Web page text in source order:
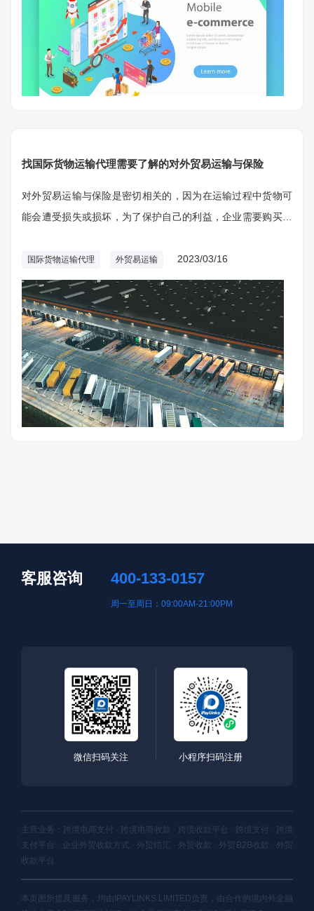
找国际货物运输代理需要了解的对外贸易运输与保险
对外贸易运输与保险是密切相关的，因为在运输过程中货物可
能会遭受损失或损坏，为了保护自己的利益，企业需要购买相
国际货物运输代理 外贸易运输 2023/03/16
客服咨询 400-133-0157
周一至周日：09:00AM-21:00PM
微信扫码关注 小程序扫码注册
主营业务：跨境电商支付 · 跨境电商收款 · 跨境收款平台 · 跨境支付 · 跨境
支付平台 · 企业外贸收款方式 · 外贸结汇 · 外贸收款 · 外贸B2B收款 · 外贸
收款平台
本页面所提及服务，均由IPAYLINKS LIMITED负责，由合作的境内外金融